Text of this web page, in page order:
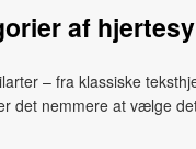
af
– fra klassiske
det nemmere at vælge